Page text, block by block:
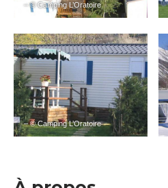
– © Camping L’Oratoire
– © Camping L’Oratoire